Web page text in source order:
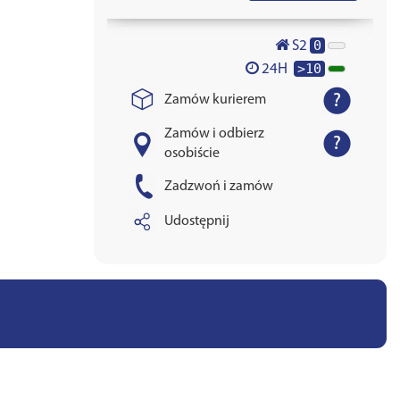
S2 0
24H >10
Zamów kurierem
Zamów i odbierz
osobiście
Zadzwoń i zamów
Udostępnij